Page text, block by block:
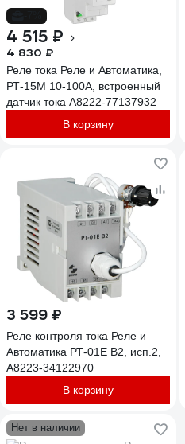
4 515 ₽
4 830 ₽
Реле тока Реле и Автоматика,
РТ-15М 10-100А, встроенный
датчик тока A8222-77137932
В корзину
3 599 ₽
Реле контроля тока Реле и
Автоматика РТ-01Е В2, исп.2,
A8223-34122970
В корзину
Нет в наличии